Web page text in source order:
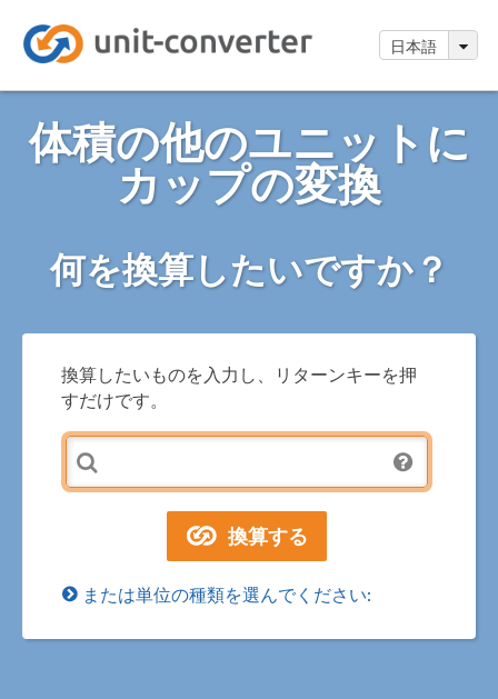
日本語
体積の他のユニットに
カップの変換
何を換算したいですか？
換算したいものを入力し、リターンキーを押
すだけです。
または単位の種類を選んでください: